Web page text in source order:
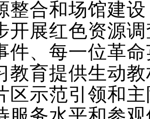
整合和场馆建
开展红色资源
件、每一位革
教育提供生动
区示范引领和